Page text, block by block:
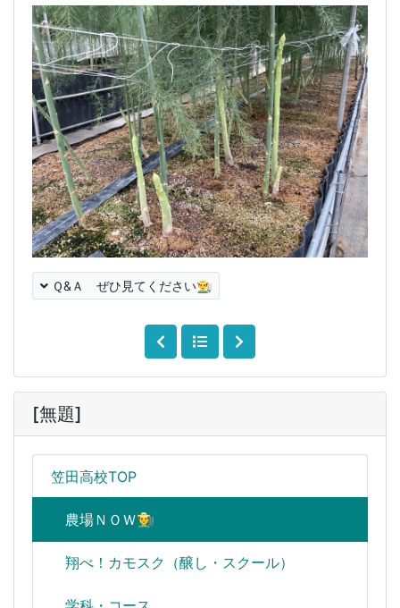
[無題]
笠田高校TOP
農場ＮＯＷ👨‍🌾
翔べ！カモスク（醸し・スクール）
Ｑ&Ａ ぜひ見てください👨‍🌾